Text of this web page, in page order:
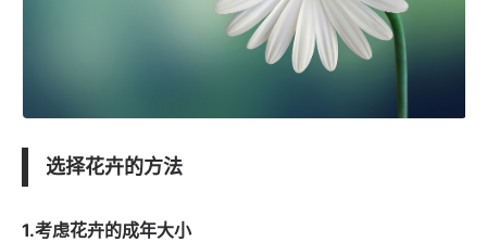
选择花卉的方法
1.考虑花卉的成年大小